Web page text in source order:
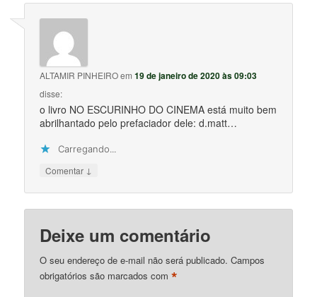
ALTAMIR PINHEIROem19 de janeiro de 2020 às 09:03
disse:
o livro NO ESCURINHO DO CINEMA está muito bem
abrilhantado pelo prefaciador dele: d.matt…
Carregando...
Comentar ↓
Deixe um comentário
O seu endereço de e-mail não será publicado. Campos
obrigatórios são marcados com*